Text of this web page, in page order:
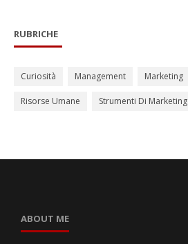
RUBRICHE
Curiosità Management Marketing
Risorse Umane Strumenti Di Marketing
ABOUT ME